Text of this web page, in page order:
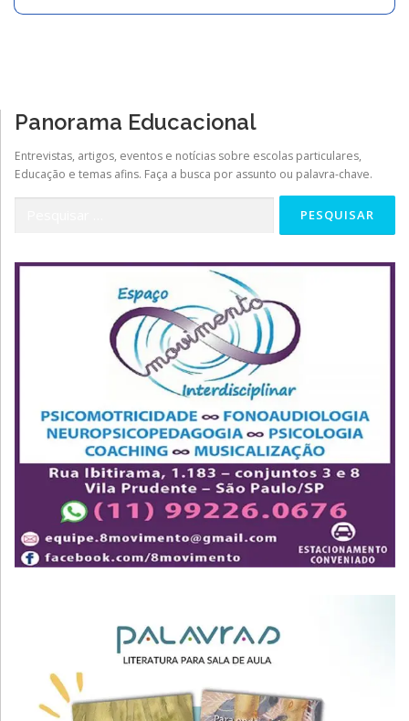
Panorama Educacional
Entrevistas, artigos, eventos e notícias sobre escolas particulares,
Educação e temas afins. Faça a busca por assunto ou palavra-chave.